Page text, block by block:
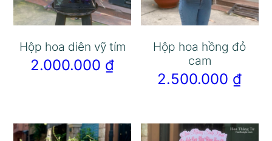
Hộp hoa diên vỹ tím
2.000.000 ₫
Hộp hoa hồng đỏ
cam
2.500.000 ₫